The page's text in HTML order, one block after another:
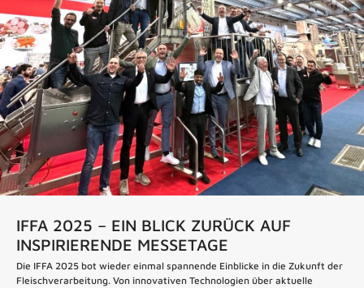
IFFA 2025 – EIN BLICK ZURÜCK AUF
INSPIRIERENDE MESSETAGE
Die IFFA 2025 bot wieder einmal spannende Einblicke in die Zukunft der
Fleischverarbeitung. Von innovativen Technologien über aktuelle